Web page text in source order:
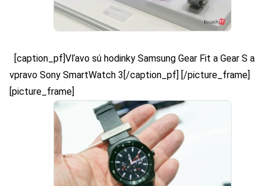
[caption_pf]Vľavo sú hodinky Samsung Gear Fit a Gear S a
vpravo Sony SmartWatch 3[/caption_pf] [/picture_frame]
[picture_frame]